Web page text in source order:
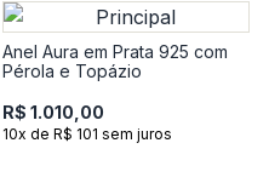
Anel Aura em Prata 925 com
Pérola e Topázio
R$ 1.010,00
10x de R$ 101 sem juros